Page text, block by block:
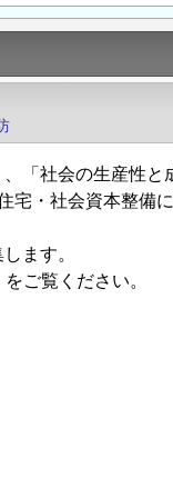
「社会の生産性と
宅・社会資本整備
ます。
ご覧ください。